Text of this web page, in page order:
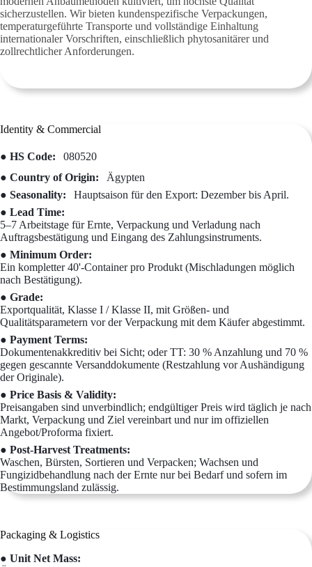
sicherzustellen. Wir bieten kundenspezifische Verpackungen,
temperaturgeführte Transporte und vollständige Einhaltung
internationaler Vorschriften, einschließlich phytosanitärer und
zollrechtlicher Anforderungen.
Identity & Commercial
● HS Code:
080520
● Country of Origin:
Ägypten
● Seasonality:
Hauptsaison für den Export: Dezember bis April.
● Lead Time:
5–7 Arbeitstage für Ernte, Verpackung und Verladung nach
Auftragsbestätigung und Eingang des Zahlungsinstruments.
● Minimum Order:
Ein kompletter 40'-Container pro Produkt (Mischladungen möglich
nach Bestätigung).
● Grade:
Exportqualität, Klasse I / Klasse II, mit Größen- und
Qualitätsparametern vor der Verpackung mit dem Käufer abgestimmt.
● Payment Terms:
Dokumentenakkreditiv bei Sicht; oder TT: 30 % Anzahlung und 70 %
gegen gescannte Versanddokumente (Restzahlung vor Aushändigung
der Originale).
● Price Basis & Validity:
Preisangaben sind unverbindlich; endgültiger Preis wird täglich je nach
Markt, Verpackung und Ziel vereinbart und nur im offiziellen
Angebot/Proforma fixiert.
● Post-Harvest Treatments:
Waschen, Bürsten, Sortieren und Verpacken; Wachsen und
Fungizidbehandlung nach der Ernte nur bei Bedarf und sofern im
Bestimmungsland zulässig.
Packaging & Logistics
● Unit Net Mass: